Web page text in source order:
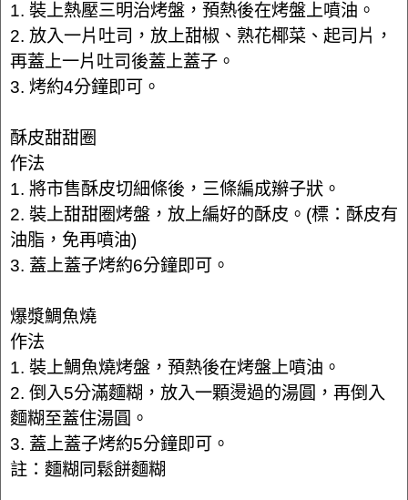
1. 裝上熱壓三明治烤盤，預熱後在烤盤上噴油。
2. 放入一片吐司，放上甜椒、熟花椰菜、起司片，
再蓋上一片吐司後蓋上蓋子。
3. 烤約4分鐘即可。
酥皮甜甜圈
作法
1. 將市售酥皮切細條後，三條編成辮子狀。
2. 裝上甜甜圈烤盤，放上編好的酥皮。(標：酥皮有
油脂，免再噴油)
3. 蓋上蓋子烤約6分鐘即可。
爆漿鯛魚燒
作法
1. 裝上鯛魚燒烤盤，預熱後在烤盤上噴油。
2. 倒入5分滿麵糊，放入一顆燙過的湯圓，再倒入
麵糊至蓋住湯圓。
3. 蓋上蓋子烤約5分鐘即可。
註：麵糊同鬆餅麵糊